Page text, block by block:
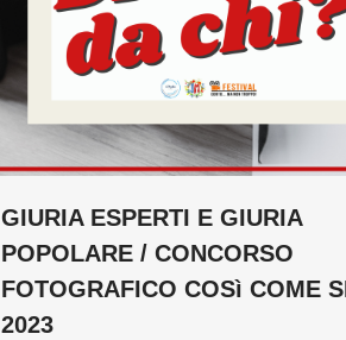
GIURIA ESPERTI E GIURIA
POPOLARE / CONCORSO
FOTOGRAFICO COSì COME
2023